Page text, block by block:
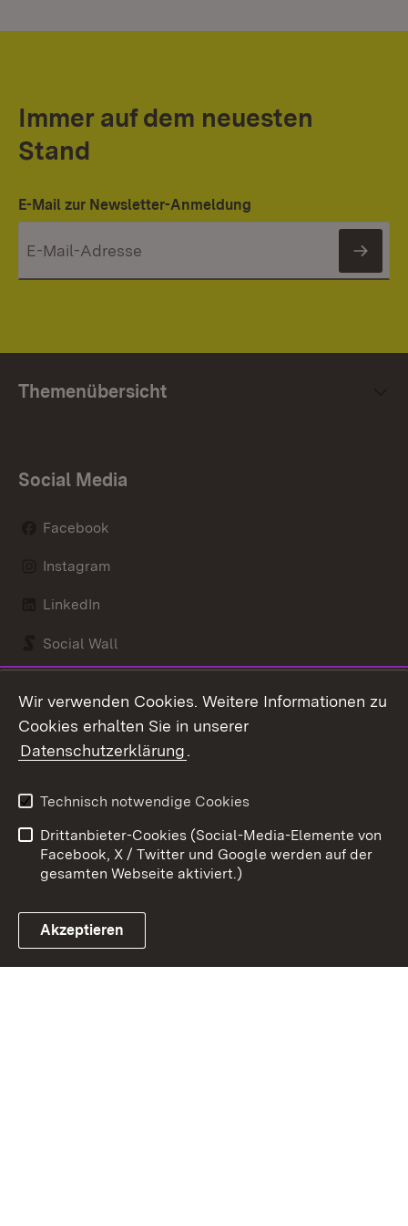
Immer auf dem neuesten
Stand
E-Mail zur Newsletter-Anmeldung
Themenübersicht
Social Media
Facebook
Instagram
LinkedIn
Social Wall
Link zum Landesportal
Kontakt
Barrierefreiheit
Impressum
Cookies
Wir verwenden Cookies. Weitere Informationen zu
Cookies erhalten Sie in unserer
Datenschutzerklärung.
Technisch notwendige Cookies
Drittanbieter-Cookies (Social-Media-Elemente von
Facebook, X / Twitter und Google werden auf der
gesamten Webseite aktiviert.)
Akzeptieren